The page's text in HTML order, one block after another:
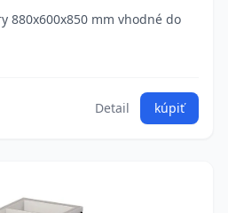
880x600x850 mm vhodné do
Detail kúpiť